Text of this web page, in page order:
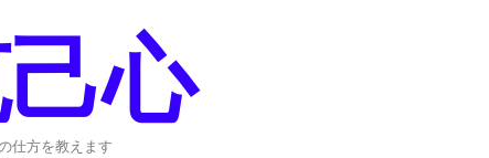
心
仕方を教えます